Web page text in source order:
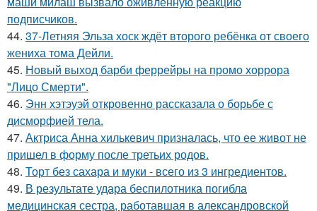
подписчиков.
44. 37-Летняя Эльза хоск ждёт второго ребёнка от своего
жениха тома Дейли.
45. Новый выход барби феррейры на промо хоррора
"Лицо Смерти".
46. Энн хэтэуэй откровенно рассказала о борьбе с
дисморфией тела.
47. Актриса Анна хилькевич призналась, что ее живот не
пришел в форму после третьих родов.
48. Торт без сахара и муки - всего из 3 ингредиентов.
49. В результате удара беспилотника погибла
медицинская сестра, работавшая в александровской